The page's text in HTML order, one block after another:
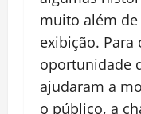
muito além
exibição. Para
oportunidade
ajudaram a
o público, a